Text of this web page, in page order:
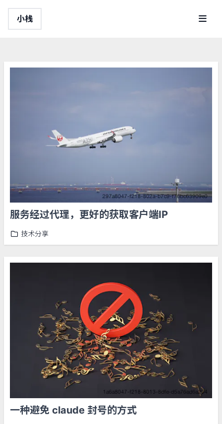
历史归档
文章分类
小栈
服务经过代理，更好的获取客户端IP
技术分享
一种避免 claude 封号的方式